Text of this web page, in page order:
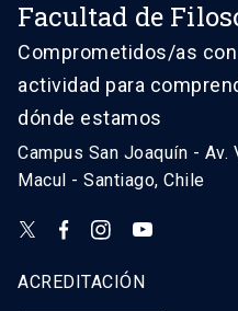
Facultad de
Comprometidos/as
actividad para
dónde estamos
Campus San Joaquín - Av.
Macul - Santiago, Chile
ACREDITACIÓN